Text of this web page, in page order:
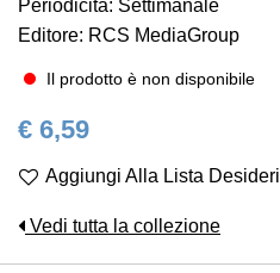
Periodicità: Settimanale
Editore: RCS MediaGroup
Il prodotto è non disponibile
€ 6,59
Aggiungi Alla Lista Desideri
Vedi tutta la collezione